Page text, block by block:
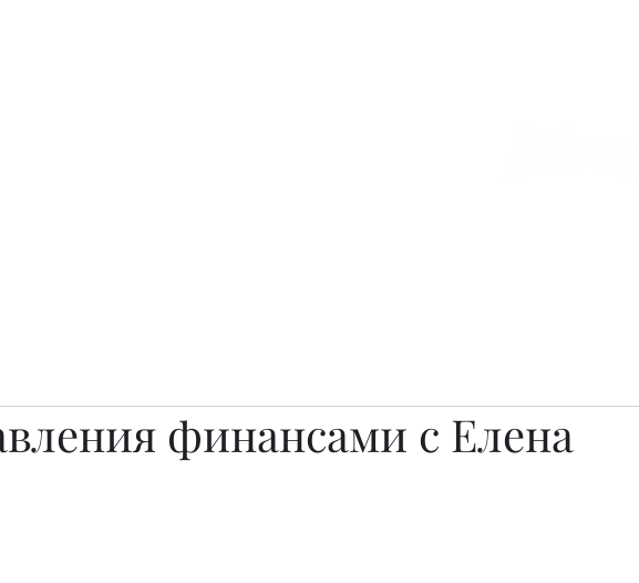
финансами с Елена